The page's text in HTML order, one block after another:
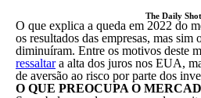
The Daily Shot
O que explica a queda em 2022 do
os resultados das empresas, mas sim
diminuíram. Entre os motivos deste
ressaltara alta dos juros nos EUA,
de aversão ao risco por parte dos
O QUE PREOCUPA O